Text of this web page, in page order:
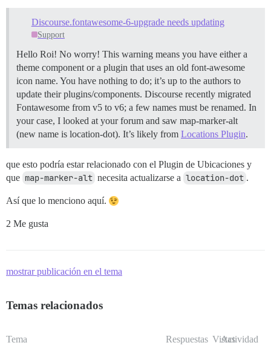
Discourse.fontawesome-6-upgrade needs updating
Support
Hello Roi! No worry! This warning means you have either a
theme component or a plugin that uses an old font-awesome
icon name. You have nothing to do; it’s up to the authors to
update their plugins/components. Discourse recently migrated
Fontawesome from v5 to v6; a few names must be renamed. In
your case, I looked at your forum and saw map-marker-alt
(new name is location-dot). It’s likely from Locations Plugin.
que esto podría estar relacionado con el Plugin de Ubicaciones y
que map-marker-alt necesita actualizarse a location-dot .
Así que lo menciono aquí.
2 Me gusta
mostrar publicación en el tema
Temas relacionados
Tema Respuestas Vistas
Actividad